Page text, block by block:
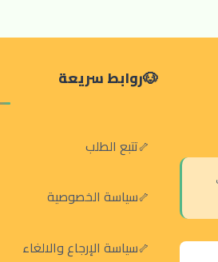
روابط سريعة
تتبع الطلب
سياسة الخصوصية
سياسة الإرجاع والالغاء